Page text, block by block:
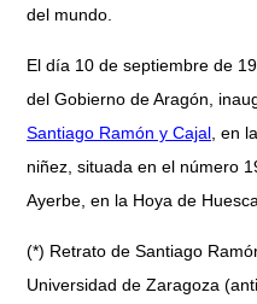
del mundo.
El día 10 de septiembre de
del Gobierno de Aragón,
Santiago Ramón y Cajal , en
niñez, situada en el número
Ayerbe, en la Hoya de Huesca.
(*) Retrato de Santiago
Universidad de Zaragoza